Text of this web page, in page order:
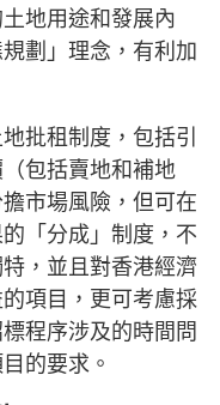
地用途和發展內
劃」理念，有利加
批租制度，包括引
包括賣地和補地
市場風險，但可在
「分成」制度，不
，並且對香港經濟
項目，更可考慮採
程序涉及的時間問
的要求。